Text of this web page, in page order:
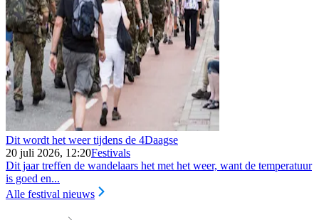
Dit wordt het weer tijdens de 4Daagse
20 juli 2026, 12:20Festivals
Dit jaar treffen de wandelaars het met het weer, want de temperatuur
is goed en...
Alle festival nieuws